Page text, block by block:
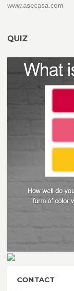
www.asecasa.com
QUIZ
CONTACT